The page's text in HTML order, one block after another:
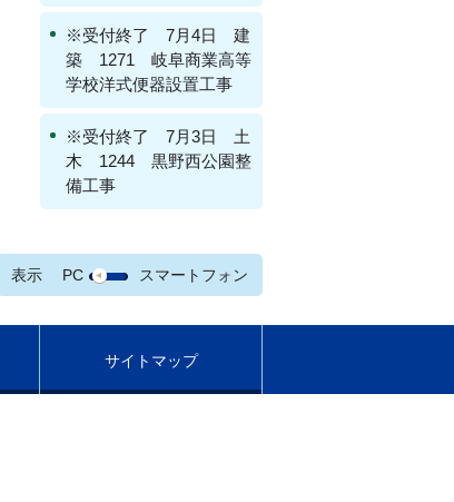
※受付終了 7月4日 建
築 1271 岐阜商業高等
学校洋式便器設置工事
※受付終了 7月3日 土
木 1244 黒野西公園整
備工事
表示 PC スマートフォン
サイトマップ